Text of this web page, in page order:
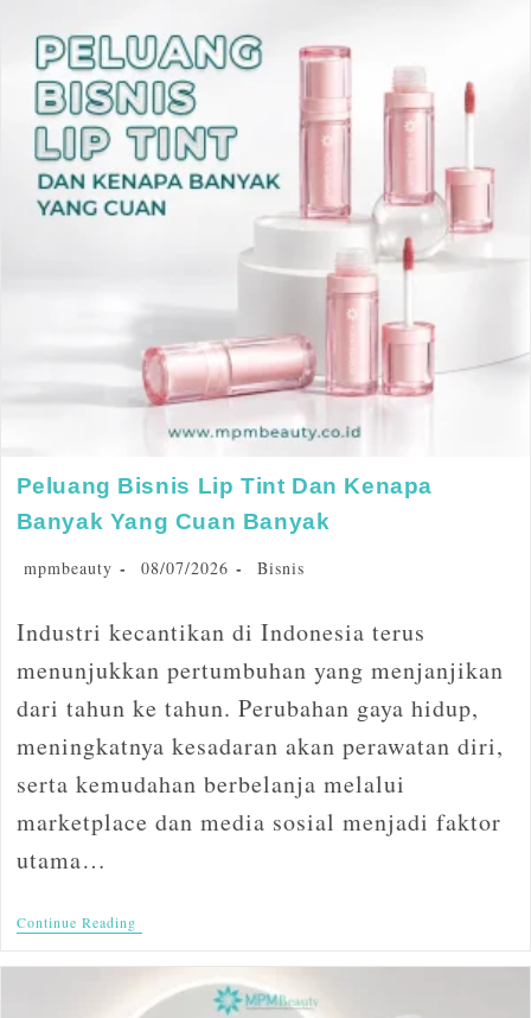
Peluang Bisnis Lip Tint Dan Kenapa
Banyak Yang Cuan Banyak
mpmbeauty 08/07/2026 Bisnis
Industri kecantikan di Indonesia terus
menunjukkan pertumbuhan yang menjanjikan
dari tahun ke tahun. Perubahan gaya hidup,
meningkatnya kesadaran akan perawatan diri,
serta kemudahan berbelanja melalui
marketplace dan media sosial menjadi faktor
utama…
Continue Reading